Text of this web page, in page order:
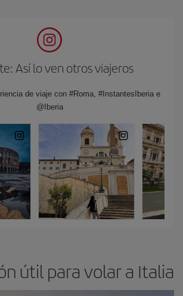
Así lo ven otros viajeros
de viaje con #Roma, #InstantesIberia e
@Iberia
útil para volar a Italia